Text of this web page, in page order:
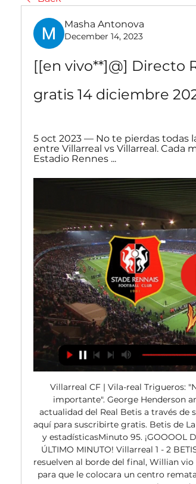
Masha Antonova
December 14, 2023
[[en vivo**]@] Directo
gratis 14 diciembre
5 oct 2023 — No te pierdas todas
entre Villarreal vs Villarreal. Cada
Estadio Rennes ...
Villarreal CF | Vila-real Trigueros: "No es una final, pero sí un partido muy importante". George Henderson and 48 others. Sigue en directo toda la actualidad del Real Betis a través de su canal de Telegram de Goal. com. Pulsa aquí para suscribirte gratis. Betis de La Liga 2023-2024: alineaciones, vídeo, goles y estadísticasMinuto 95. ¡GOOOOL DEL BETIS, GOL DE WILLIAN JOSÉ EN EL ÚLTIMO MINUTO! Villarreal 1 - 2 BETIS. ¡Los andaluces llevaban varios avisos y resuelven al borde del final, Willian vio a Sabaly desplazado en banda y se la pasó para que le colocara un centro rematado de cabeza en el punto de penalti! Seis minutos de prolongación. 

[Transmisión en vivo!! ] En vivo: Villarreal-Rennes 5 octubre hace 6 horas — En vivo Villarreal vs Rennes vea el minuto a minuto del partido Villarreal vs Rennes de la Liga de Europa. Goles, alineaciones y resumen del... Villarreal - Rennes: horario y dónde ver en TV y online hoy la Europa LeagueVillarreal y Rennes se enfrentan hoy jueves 5 de octubre a las 21. 

Villarreal - Rennes: horario y dónde ver por TV la Europa LeagueActualizado Miércoles, 4 octubre 2023 - 12:46El submarino amarillo busca su primera victoria en Europa ante el equipo galoEl defensa argentino del Villarreal Juan Foyth, durante un partido de la Liga. ANDREU ESTEBANEfeEste jueves, 5 de octubre, el Villarreal recibe la visita del Rennes en el estadio de La Cerámica, en el partido correspondiente a la segunda jornada de la fase de grupos de la Europa League (grupo F). 

9'Está el partido muy trabado. Stade Rennes vs. Villarreal en vivo: cómo verlo, horario y TV hace 6 horas — Stade Rennes y Villarreal se enfrentarán por UEFA Europa League el jueves 14 de diciembre. El partido se jugará a las 14:45hs. Hay veces que el trabajo recompensa. Es un año distinto, de ayudar, de sumar. Jorgensen está creciendo mucho y a mi cuando me toca me reconforta hacerlo bien. El equipo necesitaba esta victoria para meterse ahí y para cambiar la dinámica. Lo más bonito es que me digan que me lo merezco, y hoy toca disfrutarlo. 

Femenino Arsenal Femenino YouTube "DAZN Women's Football" Partidos televisados el sábado, 7 de octubre Cádiz Girona Real Madrid Osasuna LaLiga TV UHD M+ Dial 440LaLiga TV BAR M+ Dial 300 RCD Mallorca Valencia CF Sevilla Rayo Vallecano SD Huesca Eldense Racing de Santander Sporting Gijón Leganés Real Oviedo Premier League Luton Town Tottenham Hotspur Burnley Chelsea Everton AFC Bournemouth Fulham Sheffield United Manchester United Brentford Crystal Palace Nottingham Forest Serie A Italia Inter de Milán Bolonia Juventus Torino Genoa AC Milan Borussia Dortmund FC Unión Berlín RB Leipzig Bochum Sunderland Middlesbrough Atlético de Madrid Femenino Sevilla Femenino Atlético Madrid Femenino Sevilla FC Femenino Real Madrid Femenino Villarreal Femenino Segunda Federación Deportivo Fabril Compostela Ourense Zamora Partidos televisados el domingo, 8 de octubre UD Las Palmas Atlético de Madrid Real Sociedad Alavés Celta de Vigo Getafe LaLiga TV BAR 2 M+ Dial 301 Granada FC Barcelona Real Valladolid Tenerife Burgos LaLiga TV Hypermotion 2 M+ Dial 59LaLiga TV BAR 4 M+ Dial 303 Alcorcón Partidos televisados el lunes, 9 de octubre Elche LaLiga TV Hypermotion M+ Dial 56LaLiga TV BAR M+ Dial 300 Villarreal B LaLiga TV Hypermotion 2 M+ Dial 59LaLiga TV BAR 2 M+ Dial 301LaLiga TV BAR M+ Dial 300 Partidos televisados el jueves, 12 de octubre Eurocopa 2024 España Clasificación Escocia Partidos televisados el domingo, 15 de octubre Noruega Partidos de hoy es una web con todos los partidos de fútbol para hoy así como los partidos televisados hoy y esta semana en España, junto con sus canales o cadenas de TV donde verlos en directo. 

Los de Pacheta llegan a este partido con las bajas sensibles de futbolistas como Francis Coquelin, Denis Suárez y Juan Foyth; mientras que la gran noticia es el regreso a los entrenamientos del delantero Gerard Moreno, aunque no parece que vaya a jugar de inicio. El conjunto español se va a medir al Rennes, que llega como líder del grupo tras golear al Maccabi Haifa y con la confianza del buen juego que están desplegando en una temporada en la que no conocen la derrota en partido oficial. El técnico, Bruno Genesio, ha montado un grupo de mucha calidad que se coloca sexto de su campeonato, a solo un punto del París Saint-Germain, la referencia en el país, y a tres del liderato que ostenta el Mónaco. 

[[[STREAMING=]]] En directo Villarreal contra Rennes vídeo d2:02:45Real Betis de La Liga 2023-2024: alineaciones, vídeo, goles y estadísticas... ¡Comienza el partido, saca de centro el Villarreal! Manuel... Goal. com · Real Betis Balompié · Hace 1 mes[[STREAMING***]] En directo Villarreal-